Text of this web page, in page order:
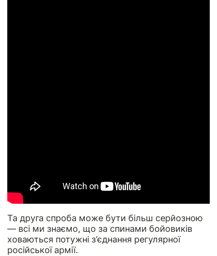
Та друга спроба може бути більш серйозною
— всі ми знаємо, що за спинами бойовиків
ховаються потужні з’єднання регулярної
російської армії.